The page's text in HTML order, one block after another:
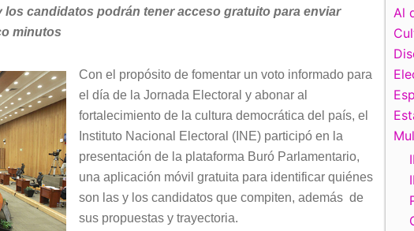
los candidatos podrán tener acceso gratuito para enviar
minutos
Con el propósito de fomentar un voto informado para
el día de la Jornada Electoral y abonar al
fortalecimiento de la cultura democrática del país, el
Instituto Nacional Electoral (INE) participó en la
presentación de la plataforma Buró Parlamentario,
una aplicación móvil gratuita para identificar quiénes
son las y los candidatos que compiten, además de
sus propuestas y trayectoria.
Al